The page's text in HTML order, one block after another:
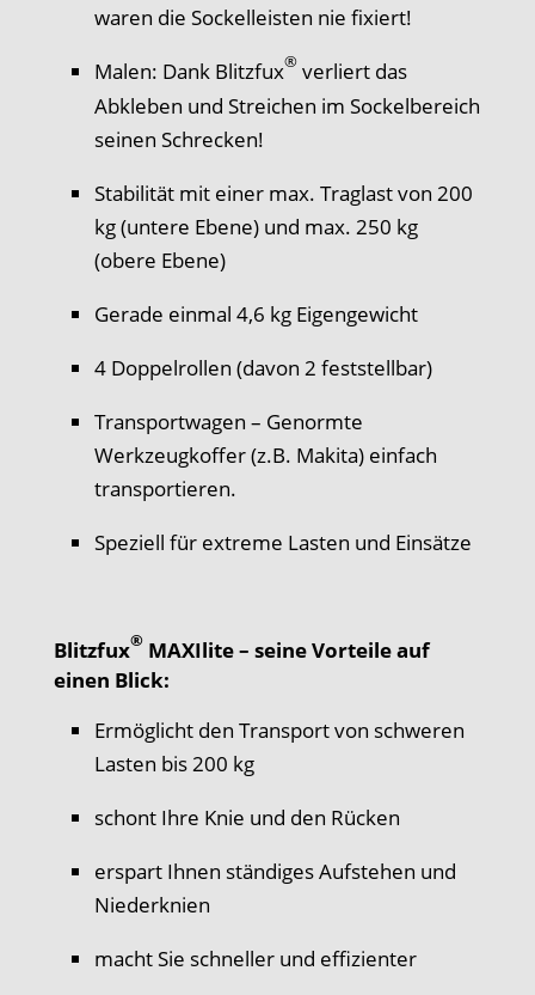
waren die Sockelleisten nie fixiert!
Malen: Dank Blitzfux®verliert das
Abkleben und Streichen im Sockelbereich
seinen Schrecken!
Stabilität mit einer max. Traglast von 200
kg (untere Ebene) und max. 250 kg
(obere Ebene)
Gerade einmal 4,6 kg Eigengewicht
4 Doppelrollen (davon 2 feststellbar)
Transportwagen – Genormte
Werkzeugkoffer (z.B. Makita) einfach
transportieren.
Speziell für extreme Lasten und Einsätze
Blitzfux®MAXIlite – seine Vorteile auf
einen Blick:
Ermöglicht den Transport von schweren
Lasten bis 200 kg
schont Ihre Knie und den Rücken
erspart Ihnen ständiges Aufstehen und
Niederknien
macht Sie schneller und effizienter